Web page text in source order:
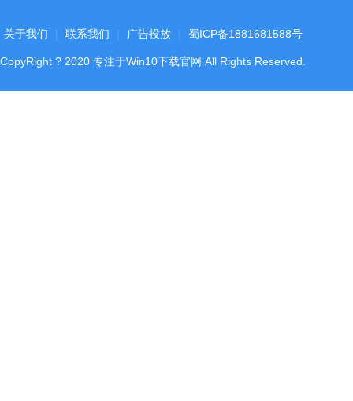
关于我们 联系我们 广告投放 蜀ICP备1881681588号
CopyRight ? 2020 专注于Win10下载官网 All Rights Reserved.